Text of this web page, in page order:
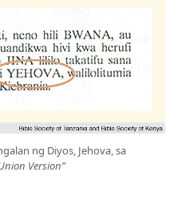
ng Diyos, Jehova, sa
Version”